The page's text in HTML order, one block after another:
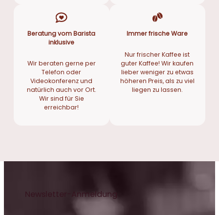
Beratung vom Barista
inklusive
Wir beraten gerne per
Telefon oder
Videokonferenz und
natürlich auch vor Ort.
Wir sind für Sie
erreichbar!
Immer frische Ware
Nur frischer Kaffee ist
guter Kaffee! Wir kaufen
lieber weniger zu etwas
höheren Preis, als zu viel
liegen zu lassen.
Newsletter-Anmeldung